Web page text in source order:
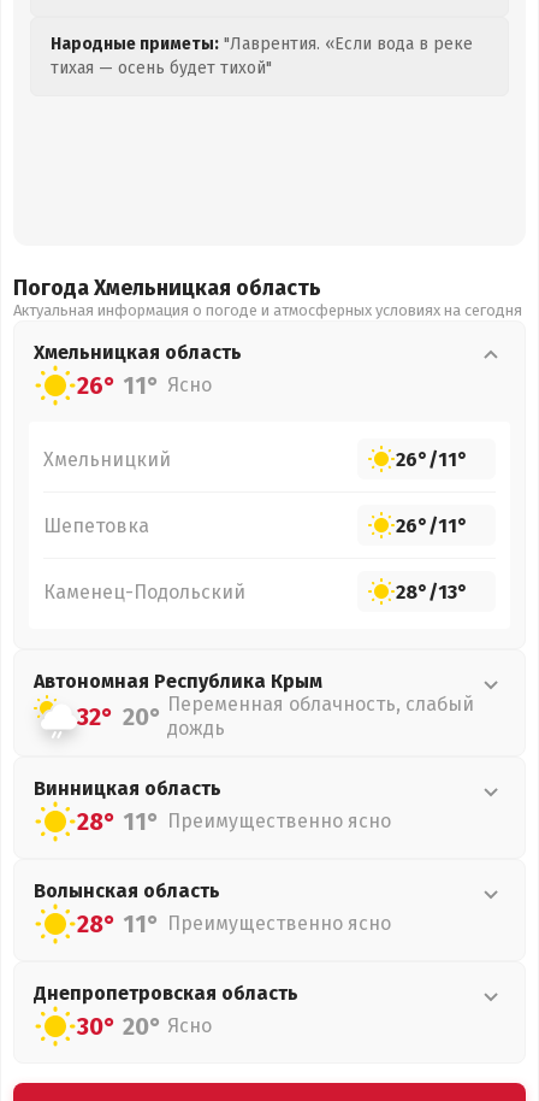
Народные приметы: "Лаврентия. «Если вода в реке
тихая — осень будет тихой"
Погода Хмельницкая область
Актуальная информация о погоде и атмосферных условиях на сегодня
Хмельницкая область
26° 11° Ясно
Хмельницкий 26°/11°
Шепетовка 26°/11°
Каменец-Подольский 28°/13°
Автономная Республика Крым
32° 20° Переменная облачность, слабый
дождь
Винницкая область
28° 11° Преимущественно ясно
Волынская область
28° 11° Преимущественно ясно
Днепропетровская область
30° 20° Ясно